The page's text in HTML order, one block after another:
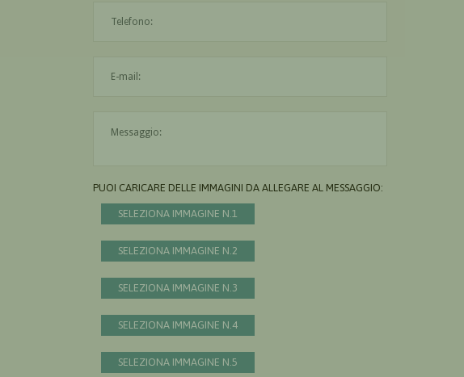
PUOI CARICARE DELLE IMMAGINI DA ALLEGARE AL MESSAGGIO:
SELEZIONA IMMAGINE N.1
SELEZIONA IMMAGINE N.2
SELEZIONA IMMAGINE N.3
SELEZIONA IMMAGINE N.4
SELEZIONA IMMAGINE N.5